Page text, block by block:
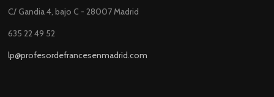
C/ Gandia 4, bajo C - 28007 Madrid
635 22 49 52
lp@profesordefrancesenmadrid.com